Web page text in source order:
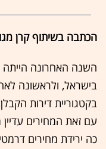
הכתבה בשיתוף קרן
השנה האחרונה
בישראל, ולראשונה
בקטגוריית דירות
עם זאת המחירים
כה ירידת מחירים